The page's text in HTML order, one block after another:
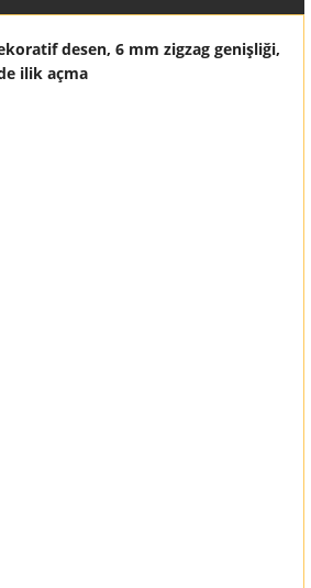
desen, 6 mm zigzag genişliği,
ilik açma